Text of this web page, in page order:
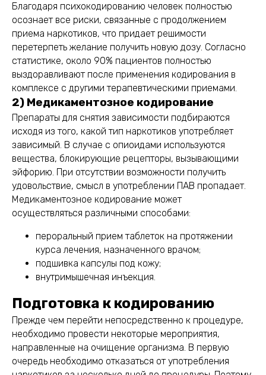
Благодаря психокодированию человек полностью
осознает все риски, связанные с продолжением
приема наркотиков, что придает решимости
перетерпеть желание получить новую дозу. Согласно
статистике, около 90% пациентов полностью
выздоравливают после применения кодирования в
комплексе с другими терапевтическими приемами.
2) Медикаментозное кодирование
Препараты для снятия зависимости подбираются
исходя из того, какой тип наркотиков употребляет
зависимый. В случае с опиоидами используются
вещества, блокирующие рецепторы, вызывающими
эйфорию. При отсутствии возможности получить
удовольствие, смысл в употреблении ПАВ пропадает.
Медикаментозное кодирование может
осуществляться различными способами:
пероральный прием таблеток на протяжении
курса лечения, назначенного врачом;
подшивка капсулы под кожу;
внутримышечная инъекция.
Подготовка к кодированию
Прежде чем перейти непосредственно к процедуре,
необходимо провести некоторые мероприятия,
направленные на очищение организма. В первую
очередь необходимо отказаться от употребления